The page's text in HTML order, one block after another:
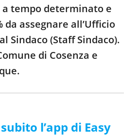
tempo determinato e
da assegnare all’Ufficio
Sindaco (Staff Sindaco).
di Cosenza e
l’app di Easy